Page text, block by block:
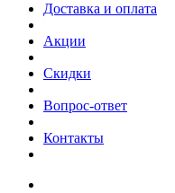
Доставка и оплата
Акции
Скидки
Вопрос-ответ
Контакты